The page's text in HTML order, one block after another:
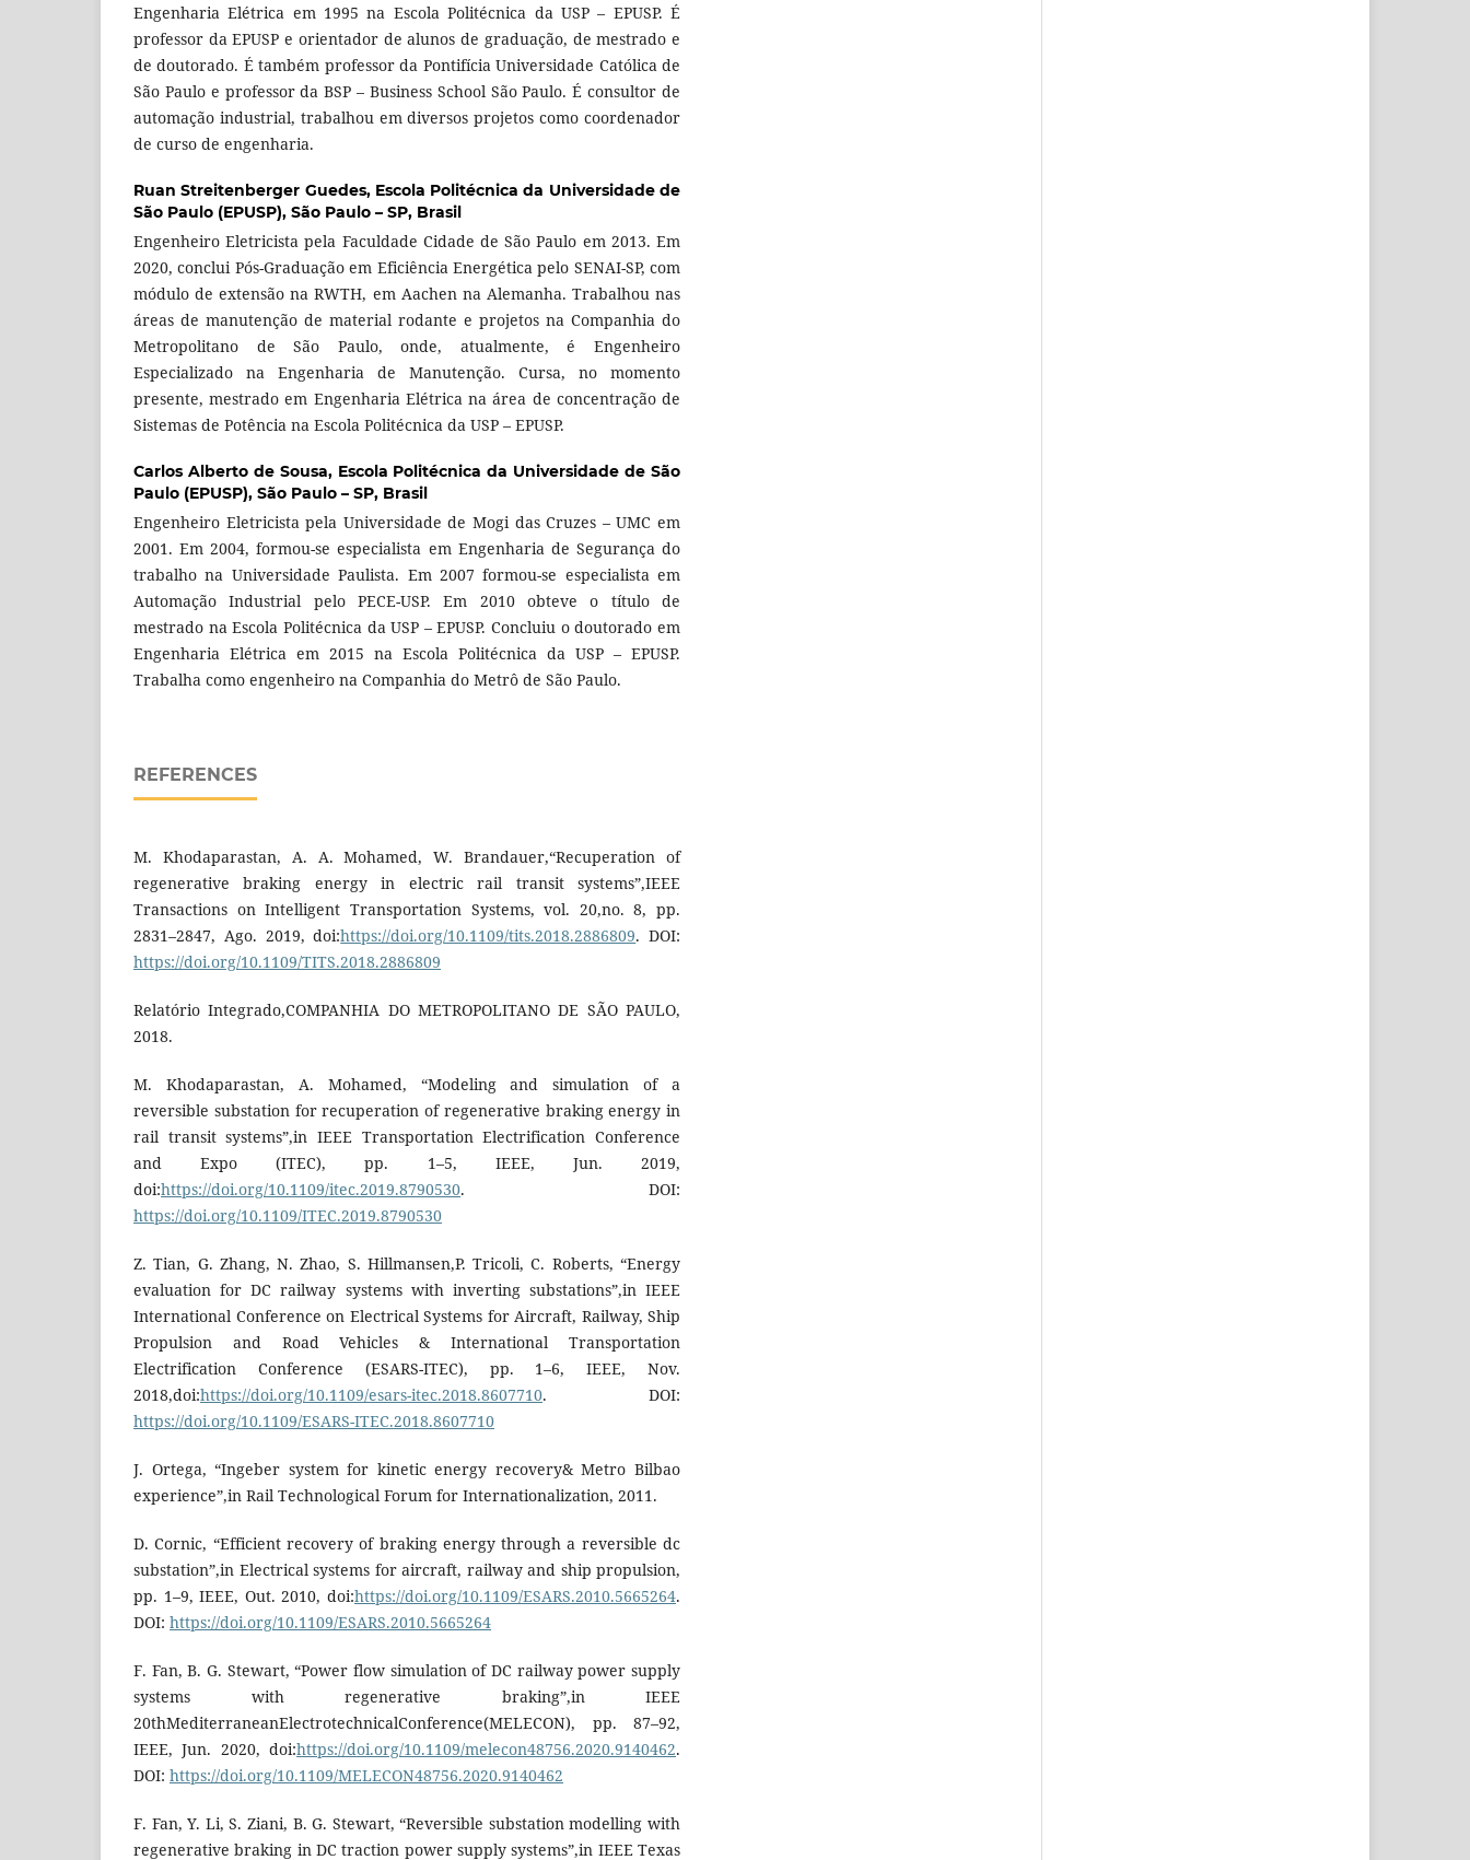
Engenharia Elétrica em 1995 na Escola Politécnica da USP – EPUSP. É
professor da EPUSP e orientador de alunos de graduação, de mestrado e
de doutorado. É também professor da Pontifícia Universidade Católica de
São Paulo e professor da BSP – Business School São Paulo. É consultor de
automação industrial, trabalhou em diversos projetos como coordenador
de curso de engenharia.
Ruan Streitenberger Guedes, Escola Politécnica da Universidade de
São Paulo (EPUSP), São Paulo – SP, Brasil
Engenheiro Eletricista pela Faculdade Cidade de São Paulo em 2013. Em
2020, conclui Pós-Graduação em Eficiência Energética pelo SENAI-SP, com
módulo de extensão na RWTH, em Aachen na Alemanha. Trabalhou nas
áreas de manutenção de material rodante e projetos na Companhia do
Metropolitano de São Paulo, onde, atualmente, é Engenheiro
Especializado na Engenharia de Manutenção. Cursa, no momento
presente, mestrado em Engenharia Elétrica na área de concentração de
Sistemas de Potência na Escola Politécnica da USP – EPUSP.
Carlos Alberto de Sousa, Escola Politécnica da Universidade de São
Paulo (EPUSP), São Paulo – SP, Brasil
Engenheiro Eletricista pela Universidade de Mogi das Cruzes – UMC em
2001. Em 2004, formou-se especialista em Engenharia de Segurança do
trabalho na Universidade Paulista. Em 2007 formou-se especialista em
Automação Industrial pelo PECE-USP. Em 2010 obteve o título de
mestrado na Escola Politécnica da USP – EPUSP. Concluiu o doutorado em
Engenharia Elétrica em 2015 na Escola Politécnica da USP – EPUSP.
Trabalha como engenheiro na Companhia do Metrô de São Paulo.
REFERENCES
M. Khodaparastan, A. A. Mohamed, W. Brandauer,“Recuperation of
regenerative braking energy in electric rail transit systems”,IEEE
Transactions on Intelligent Transportation Systems, vol. 20,no. 8, pp.
2831–2847, Ago. 2019, doi:https://doi.org/10.1109/tits.2018.2886809. DOI:
https://doi.org/10.1109/TITS.2018.2886809
Relatório Integrado,COMPANHIA DO METROPOLITANO DE SÃO PAULO,
2018.
M. Khodaparastan, A. Mohamed, “Modeling and simulation of a
reversible substation for recuperation of regenerative braking energy in
rail transit systems”,in IEEE Transportation Electrification Conference
and Expo (ITEC), pp. 1–5, IEEE, Jun. 2019,
doi:https://doi.org/10.1109/itec.2019.8790530. DOI:
https://doi.org/10.1109/ITEC.2019.8790530
Z. Tian, G. Zhang, N. Zhao, S. Hillmansen,P. Tricoli, C. Roberts, “Energy
evaluation for DC railway systems with inverting substations”,in IEEE
International Conference on Electrical Systems for Aircraft, Railway, Ship
Propulsion and Road Vehicles & International Transportation
Electrification Conference (ESARS-ITEC), pp. 1–6, IEEE, Nov.
2018,doi:https://doi.org/10.1109/esars-itec.2018.8607710. DOI:
https://doi.org/10.1109/ESARS-ITEC.2018.8607710
J. Ortega, “Ingeber system for kinetic energy recovery& Metro Bilbao
experience”,in Rail Technological Forum for Internationalization, 2011.
D. Cornic, “Efficient recovery of braking energy through a reversible dc
substation”,in Electrical systems for aircraft, railway and ship propulsion,
pp. 1–9, IEEE, Out. 2010, doi:https://doi.org/10.1109/ESARS.2010.5665264.
DOI: https://doi.org/10.1109/ESARS.2010.5665264
F. Fan, B. G. Stewart, “Power flow simulation of DC railway power supply
systems with regenerative braking”,in IEEE
20thMediterraneanElectrotechnicalConference(MELECON), pp. 87–92,
IEEE, Jun. 2020, doi:https://doi.org/10.1109/melecon48756.2020.9140462.
DOI: https://doi.org/10.1109/MELECON48756.2020.9140462
F. Fan, Y. Li, S. Ziani, B. G. Stewart, “Reversible substation modelling with
regenerative braking in DC traction power supply systems”,in IEEE Texas